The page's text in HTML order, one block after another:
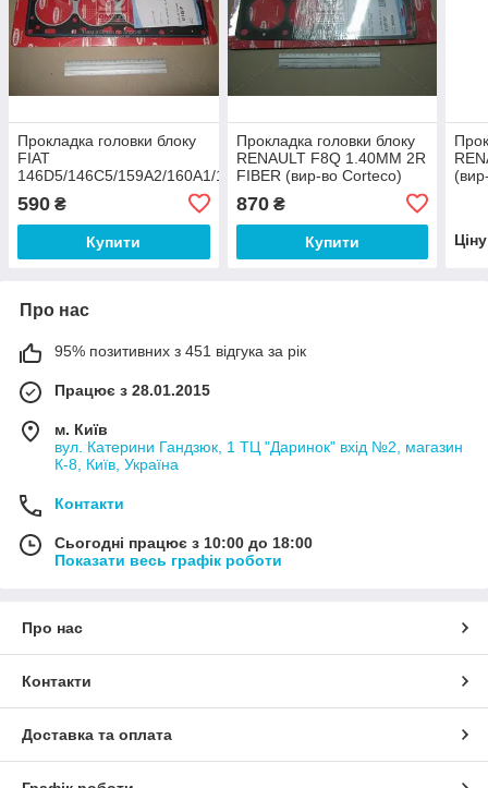
Прокладка головки блоку
FIAT
146D5/146C5/159A2/160A1/178B2/834A4/836A4
590 ₴
Купити
Прокладка головки блоку
RENAULT F8Q 1.40MM 2R
FIBER (вир-во Corteco)
870₴
Купити
Про нас
95% позитивних з 451 відгука за рік
Працює з 28.01.2015
м. Київ
вул. Катерини Гандзюк, 1 ТЦ "Даринок" вхід №2, магазин
К-8, Київ, Україна
Контакти
Сьогодні працює з 10:00 до 18:00
Показати весь графік роботи
Про нас
Контакти
Доставка та оплата